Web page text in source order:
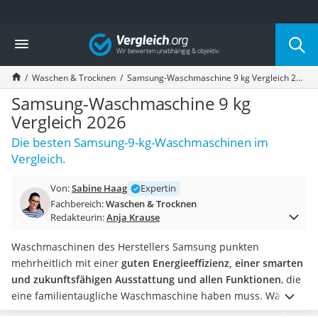
Die beliebtesten Vergleiche nach Kategorie
Haushalt
Wassersprudler
Zentralstaubsauger
Brotbackautomat
Wischroboter
Wäschespinne
Industriestaubsauger
Spülmaschinentabs
Eierkocher
AEG-Waschmaschine
Handstaubsauger
Milchaufschäumer
Kondenstrockner
Reiskocher
Heißwasserspender
Vergleich
Waschen & Trocknen Samsung-Waschmaschine 9 kg Vergleich 2026
Samsung-Waschmaschine 9 kg
Vergleich 2026
Die besten Samsung-9-kg-Waschmaschinen im
Vergleich.
Von:Sabine Haag
Expertin
Fachbereich:Waschen & Trocknen
Redakteurin:Anja Krause
Waschmaschinen des Herstellers Samsung punkten
mehrheitlich mit einer guten Energieeffizienz, einer smarten
und zukunftsfähigen Ausstattung und allen Funktionen, die
eine familientaugliche Waschmaschine haben muss. Wählen
Sie jetzt eine Samsung-Waschmaschine mit 9 kg